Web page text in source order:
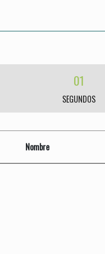
01
SEGUNDOS
Nombre